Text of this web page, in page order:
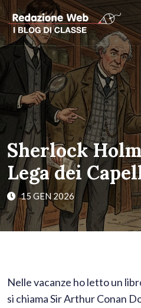
Sherlock
Lega dei
15 GEN 2026
Nelle vacanze ho letto un
si chiama Sir Arthur Conan